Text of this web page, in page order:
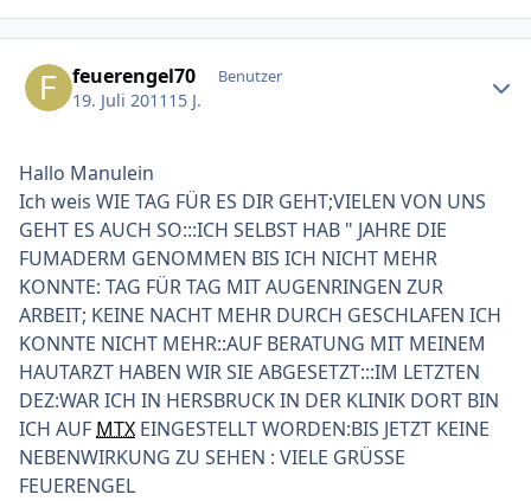
feuerengel70 Benutzer
19. Juli 2011 15 J.
Hallo Manulein
Ich weis WIE TAG FÜR ES DIR GEHT;VIELEN VON UNS
GEHT ES AUCH SO:::ICH SELBST HAB " JAHRE DIE
FUMADERM GENOMMEN BIS ICH NICHT MEHR
KONNTE: TAG FÜR TAG MIT AUGENRINGEN ZUR
ARBEIT; KEINE NACHT MEHR DURCH GESCHLAFEN ICH
KONNTE NICHT MEHR::AUF BERATUNG MIT MEINEM
HAUTARZT HABEN WIR SIE ABGESETZT:::IM LETZTEN
DEZ:WAR ICH IN HERSBRUCK IN DER KLINIK DORT BIN
ICH AUF MTX EINGESTELLT WORDEN:BIS JETZT KEINE
NEBENWIRKUNG ZU SEHEN : VIELE GRÜSSE
FEUERENGEL